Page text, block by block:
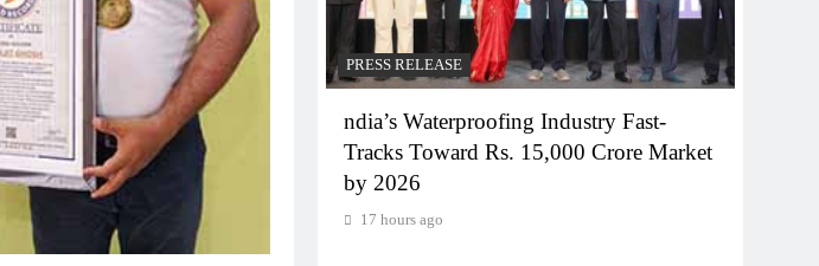
PRESS RELEASE
ndia’s Waterproofing Industry Fast-
Tracks Toward Rs. 15,000 Crore Market
by 2026
17 hours ago